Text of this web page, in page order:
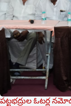
పట్టభద్రుల ఓటర్ల